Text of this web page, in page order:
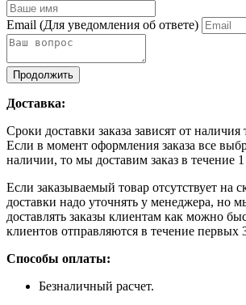
Email (Для уведомления об ответе)
Продолжить
Доставка:
Сроки доставки заказа зависят от наличия
Если в момент оформления заказа все
наличии, то мы доставим заказ в течение
Если заказываемый товар отсутствует на
доставки надо уточнять у менеджера, но
доставлять заказы клиентам как можно
клиентов отправляются в течение первых
Способы оплаты:
Безналичный расчет.